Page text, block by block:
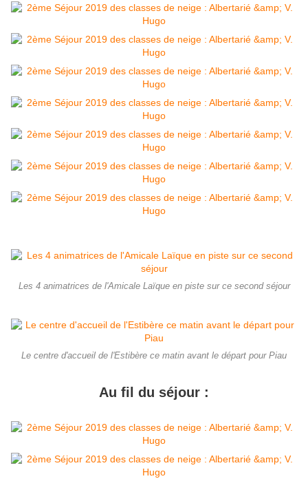
Les 4 animatrices de l'Amicale Laïque en piste sur ce second séjour
Le centre d'accueil de l'Estibère ce matin avant le départ pour Piau
Au fil du séjour :